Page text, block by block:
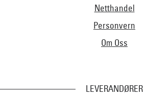
Netthandel
Personvern
Om Oss
LEVERANDØRER